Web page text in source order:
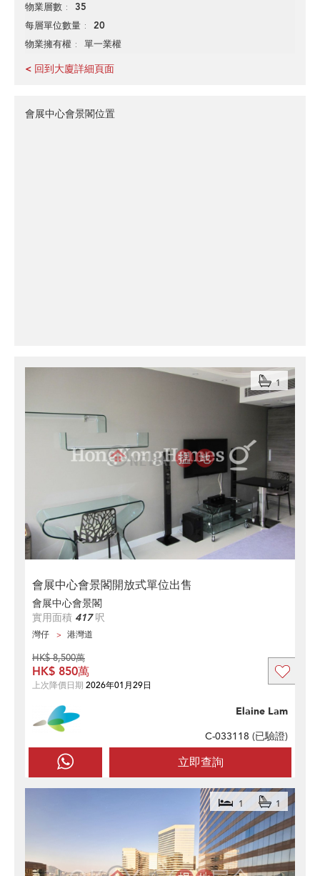
物業層數 35
每層單位數量 20
物業擁有權 單一業權
< 回到大廈詳細頁面
會展中心會景閣位置
會展中心會景閣開放式單位出售
1
會展中心會景閣
實用面積 417呎
灣仔 港灣道
立即查詢
Elaine Lam
C-033118 (已驗證)
HK$ 8,500萬
HK$ 850萬
上次降價日期 2026年01月29日
1 1